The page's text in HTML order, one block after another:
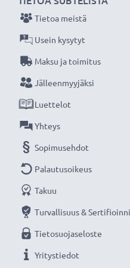
Tietoa meistä
Usein kysytyt
Maksu ja toimitus
Jälleenmyyjäksi
Luettelot
Yhteys
Sopimusehdot
Palautusoikeus
Takuu
Turvallisuus &
Tietosuojaseloste
Yritystiedot